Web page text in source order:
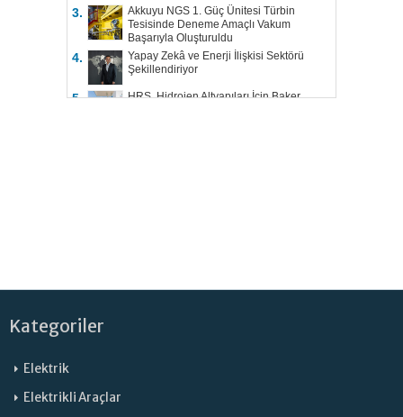
3.
Akkuyu NGS 1. Güç Ünitesi Türbin
Tesisinde Deneme Amaçlı Vakum
Başarıyla Oluşturuldu
4.
Yapay Zekâ ve Enerji İlişkisi Sektörü
Şekillendiriyor
5.
HRS, Hidrojen Altyapıları İçin Baker
Kategoriler
Elektrik
Elektrikli Araçlar